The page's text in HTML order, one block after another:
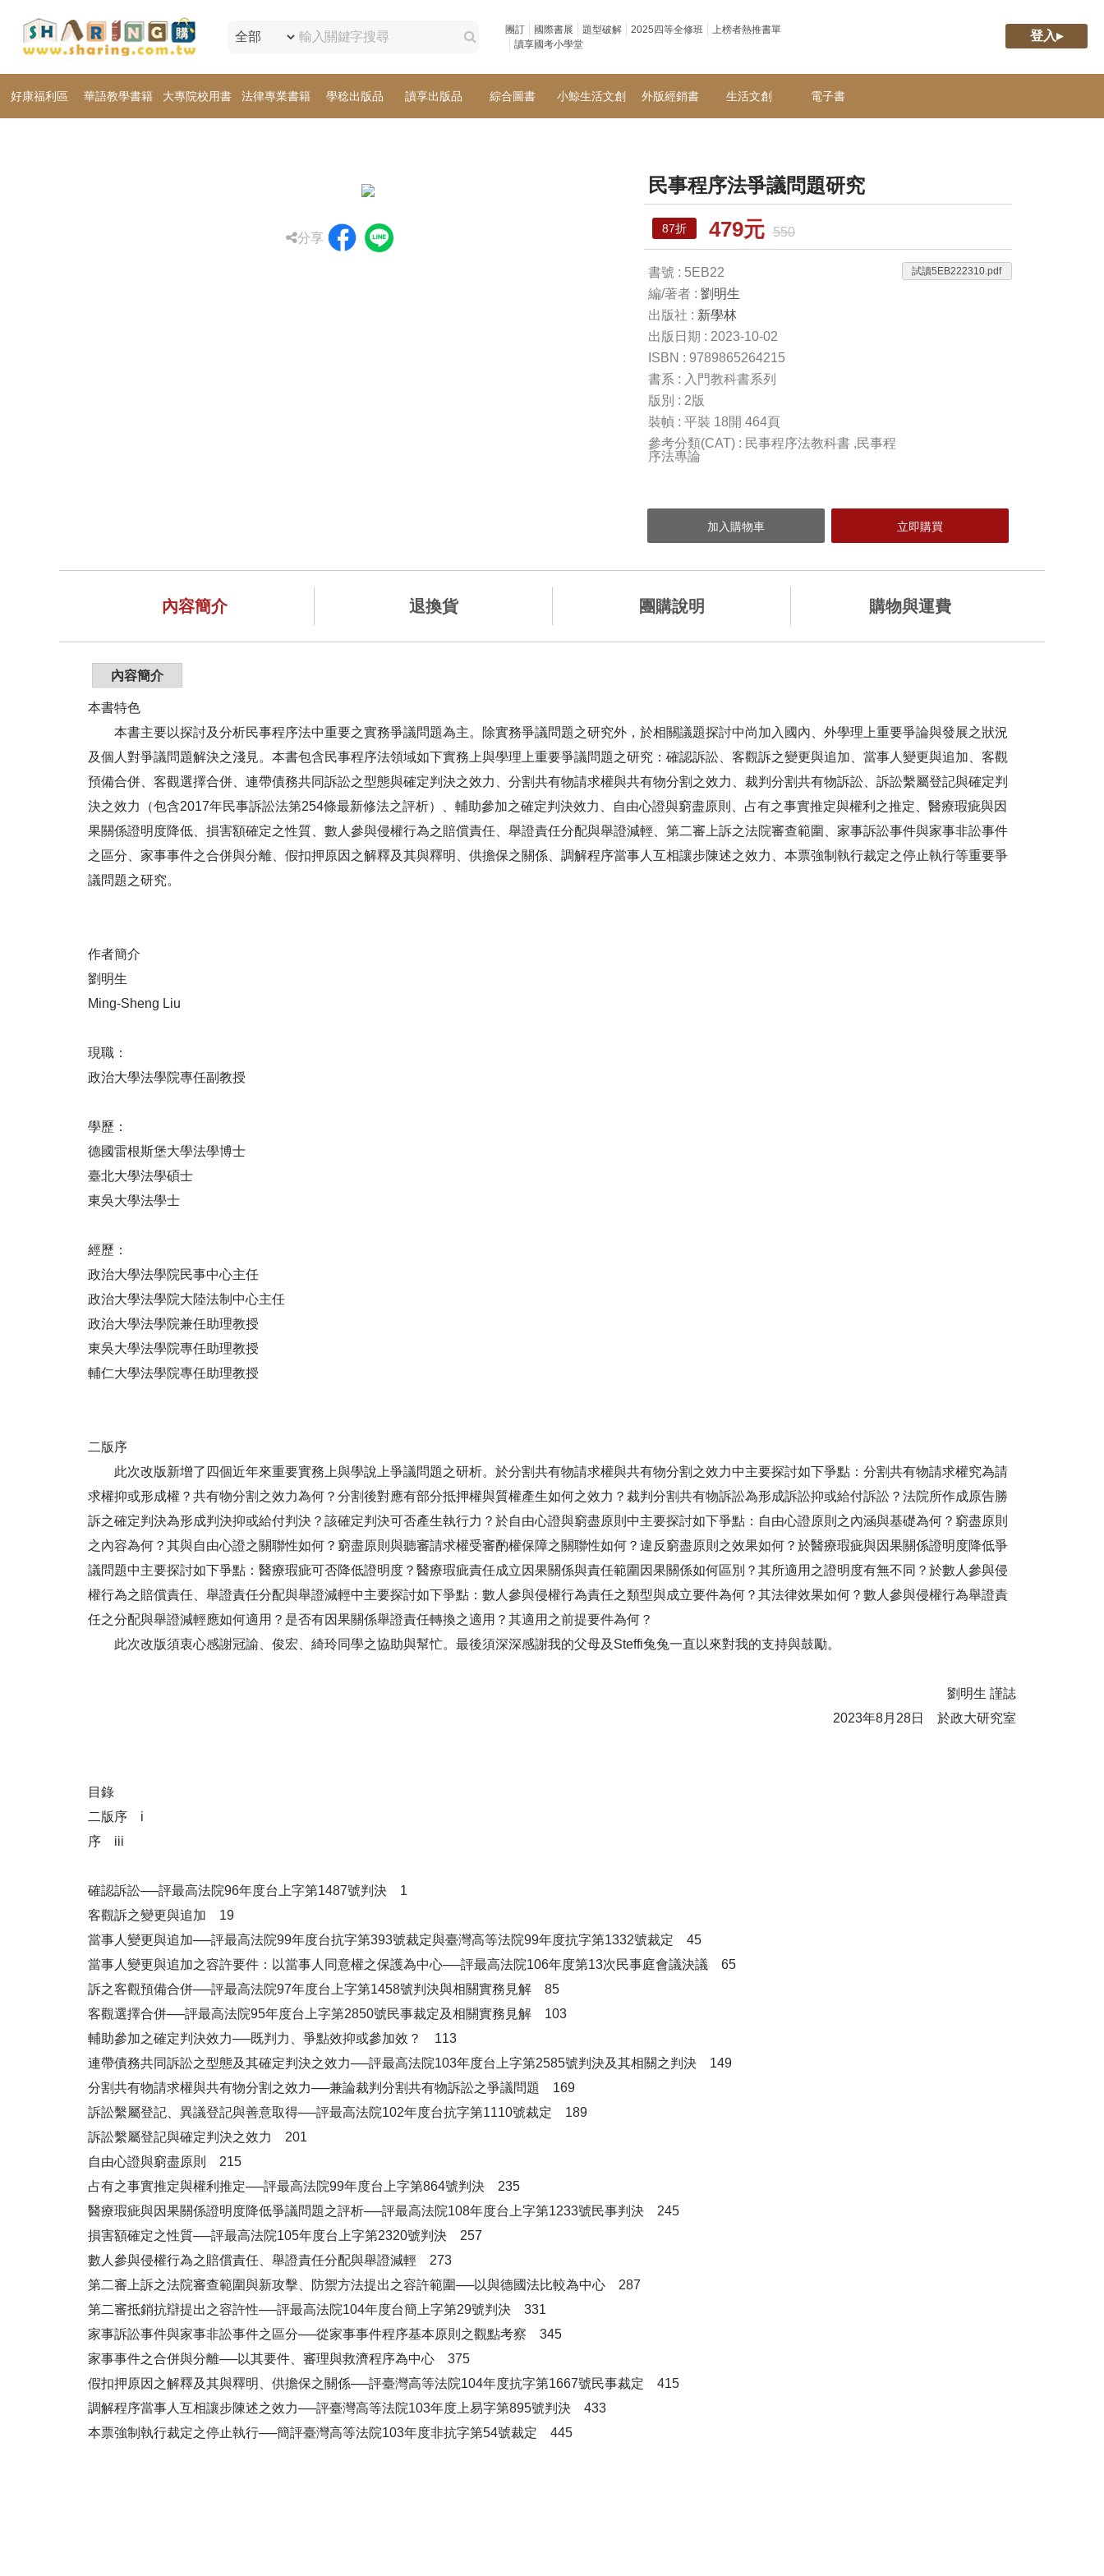
團訂 國際書展 題型破解 2025四等全修班
上榜者熱推書單
讀享國考小學堂
登入▸
好康福利區 華語教學書籍 大專院校用書 法律專業書籍 學稔出版品 讀享出版品 綜合圖書 小鯨生活文創 外版經銷書 生活文創 電子書
分享
民事程序法爭議問題研究
87折 479元 550
書號 : 5EB22
編/著者 : 劉明生
出版社 : 新學林
出版日期 : 2023-10-02
ISBN : 9789865264215
書系 : 入門教科書系列
版別 : 2版
裝幀 : 平裝 18開 464頁
參考分類(CAT) : 民事程序法教科書 ,民事程
序法專論
試讀5EB222310.pdf
內容簡介 退換貨 團購說明 購物與運費
內容簡介
本書特色
本書主要以探討及分析民事程序法中重要之實務爭議問題為主。除實務爭議問題之研究外，於相關議題探討中尚加入國內、外學理上重要爭論與發展之狀況
及個人對爭議問題解決之淺見。本書包含民事程序法領域如下實務上與學理上重要爭議問題之研究：確認訴訟、客觀訴之變更與追加、當事人變更與追加、客觀
預備合併、客觀選擇合併、連帶債務共同訴訟之型態與確定判決之效力、分割共有物請求權與共有物分割之效力、裁判分割共有物訴訟、訴訟繫屬登記與確定判
決之效力（包含2017年民事訴訟法第254條最新修法之評析）、輔助參加之確定判決效力、自由心證與窮盡原則、占有之事實推定與權利之推定、醫療瑕疵與因
果關係證明度降低、損害額確定之性質、數人參與侵權行為之賠償責任、舉證責任分配與舉證減輕、第二審上訴之法院審查範圍、家事訴訟事件與家事非訟事件
之區分、家事事件之合併與分離、假扣押原因之解釋及其與釋明、供擔保之關係、調解程序當事人互相讓步陳述之效力、本票強制執行裁定之停止執行等重要爭
議問題之研究。
作者簡介
劉明生
Ming-Sheng Liu
現職：
政治大學法學院專任副教授
學歷：
德國雷根斯堡大學法學博士
臺北大學法學碩士
東吳大學法學士
經歷：
政治大學法學院民事中心主任
政治大學法學院大陸法制中心主任
政治大學法學院兼任助理教授
東吳大學法學院專任助理教授
輔仁大學法學院專任助理教授
二版序
此次改版新增了四個近年來重要實務上與學說上爭議問題之研析。於分割共有物請求權與共有物分割之效力中主要探討如下爭點：分割共有物請求權究為請
求權抑或形成權？共有物分割之效力為何？分割後對應有部分抵押權與質權產生如何之效力？裁判分割共有物訴訟為形成訴訟抑或給付訴訟？法院所作成原告勝
訴之確定判決為形成判決抑或給付判決？該確定判決可否產生執行力？於自由心證與窮盡原則中主要探討如下爭點：自由心證原則之內涵與基礎為何？窮盡原則
之內容為何？其與自由心證之關聯性如何？窮盡原則與聽審請求權受審酌權保障之關聯性如何？違反窮盡原則之效果如何？於醫療瑕疵與因果關係證明度降低爭
議問題中主要探討如下爭點：醫療瑕疵可否降低證明度？醫療瑕疵責任成立因果關係與責任範圍因果關係如何區別？其所適用之證明度有無不同？於數人參與侵
權行為之賠償責任、舉證責任分配與舉證減輕中主要探討如下爭點：數人參與侵權行為責任之類型與成立要件為何？其法律效果如何？數人參與侵權行為舉證責
任之分配與舉證減輕應如何適用？是否有因果關係舉證責任轉換之適用？其適用之前提要件為何？
此次改版須衷心感謝冠諭、俊宏、綺玲同學之協助與幫忙。最後須深深感謝我的父母及Steffi兔兔一直以來對我的支持與鼓勵。
劉明生 謹誌
2023年8月28日 於政大研究室
目錄
二版序 i
序 iii
確認訴訟──評最高法院96年度台上字第1487號判決 1
客觀訴之變更與追加 19
當事人變更與追加──評最高法院99年度台抗字第393號裁定與臺灣高等法院99年度抗字第1332號裁定 45
當事人變更與追加之容許要件：以當事人同意權之保護為中心──評最高法院106年度第13次民事庭會議決議 65
訴之客觀預備合併──評最高法院97年度台上字第1458號判決與相關實務見解 85
客觀選擇合併──評最高法院95年度台上字第2850號民事裁定及相關實務見解 103
輔助參加之確定判決效力──既判力、爭點效抑或參加效？ 113
連帶債務共同訴訟之型態及其確定判決之效力──評最高法院103年度台上字第2585號判決及其相關之判決 149
分割共有物請求權與共有物分割之效力──兼論裁判分割共有物訴訟之爭議問題 169
訴訟繫屬登記、異議登記與善意取得──評最高法院102年度台抗字第1110號裁定 189
訴訟繫屬登記與確定判決之效力 201
自由心證與窮盡原則 215
占有之事實推定與權利推定──評最高法院99年度台上字第864號判決 235
醫療瑕疵與因果關係證明度降低爭議問題之評析──評最高法院108年度台上字第1233號民事判決 245
損害額確定之性質──評最高法院105年度台上字第2320號判決 257
數人參與侵權行為之賠償責任、舉證責任分配與舉證減輕 273
第二審上訴之法院審查範圍與新攻擊、防禦方法提出之容許範圍──以與德國法比較為中心 287
第二審抵銷抗辯提出之容許性──評最高法院104年度台簡上字第29號判決 331
家事訴訟事件與家事非訟事件之區分──從家事事件程序基本原則之觀點考察 345
家事事件之合併與分離──以其要件、審理與救濟程序為中心 375
假扣押原因之解釋及其與釋明、供擔保之關係──評臺灣高等法院104年度抗字第1667號民事裁定 415
調解程序當事人互相讓步陳述之效力──評臺灣高等法院103年度上易字第895號判決 433
本票強制執行裁定之停止執行──簡評臺灣高等法院103年度非抗字第54號裁定 445